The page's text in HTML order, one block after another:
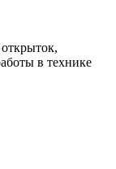
в технике